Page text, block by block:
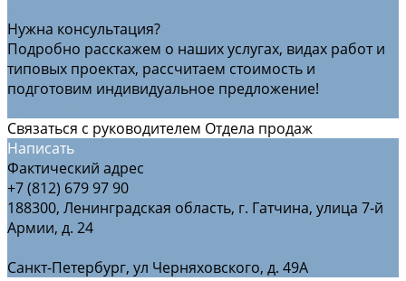
Нужна консультация?
Подробно расскажем о наших услугах, видах работ и
типовых проектах, рассчитаем стоимость и
подготовим индивидуальное предложение!
Связаться с руководителем Отдела продаж
Написать
Фактический адрес
+7 (812) 679 97 90
188300, Ленинградская область, г. Гатчина, улица 7-й
Армии, д. 24
Санкт-Петербург, ул Черняховского, д. 49А